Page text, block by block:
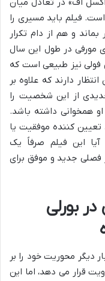
فیلم باید مسیری را
و هم از دام تکرار
مورفی در طول این سال
نیز طبیعی است که
دارند که علاوه بر
از این شخصیت را
همخوانی داشته باشد.
کننده موفقیت یا
این فیلم صرفاً یک
فصلی جدید و موفق برای
بورلی
دیگر محوریت خود را بر
قرار می دهد، اما این